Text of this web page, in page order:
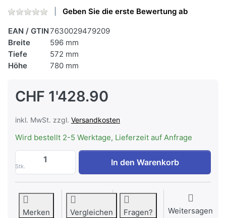
Geben Sie die erste Bewertung ab
EAN / GTIN7630029479209
Breite
596 mm
Tiefe
572 mm
Höhe
780 mm
CHF 1'428.90
inkl. MwSt. zzgl. Versandkosten
Wird bestellt 2-5 Werktage, Lieferzeit auf Anfrage
Stk.
V-ZUG 4116000009 Geschirrspüler
In den Warenkorb
Merken Vergleichen Fragen? Weitersagen